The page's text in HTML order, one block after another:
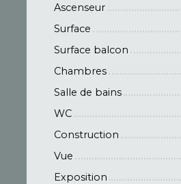
Ascenseur
Surface
Surface balcon
Chambres
Salle de bains
WC
Construction
Vue
Exposition